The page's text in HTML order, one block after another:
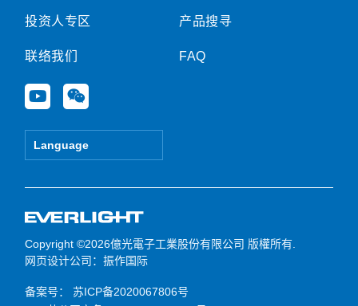
投资人专区
联络我们
Y
o
u
e
W
e
i
Language
产品搜寻
FAQ
Copyright ©2026億光電子工業股份有限公司 版權所有.
网页设计公司 ：振作国际
备案号：
苏ICP备2020067806号